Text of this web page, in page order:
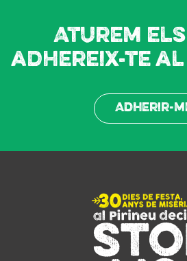
Aturem els
adhereix-te
Adherir-